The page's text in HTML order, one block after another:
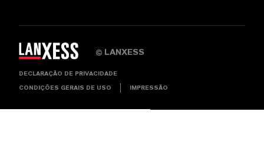
© LANXESS
DECLARAÇÃO DE PRIVACIDADE
CONDIÇÕES GERAIS DE USO IMPRESSÃO